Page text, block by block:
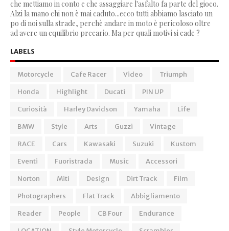
che mettiamo in conto e che assaggiare l'asfalto fa parte del gioco.
Alzi la mano chi non è mai caduto...ecco tutti abbiamo lasciato un
po di noi sulla strade, perchè andare in moto è pericoloso oltre
ad avere un equilibrio precario. Ma per quali motivi si cade ?
LABELS
Motorcycle Cafe Racer Video
Triumph
Honda
Highlight Ducati
PIN UP
Curiosità
Harley Davidson Yamaha
Life
BMW
Style Arts Guzzi
Vintage
RACE
Cars Kawasaki Suzuki
Kustom
Eventi
Fuoristrada Music
Accessori
Norton
Miti Design Dirt Track
Film
Photographers
Flat Track
Abbigliamento
Reader
People CB Four
Endurance